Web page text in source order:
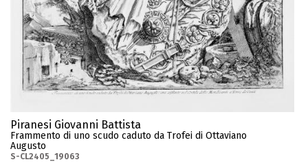
Piranesi Giovanni Battista
Frammento di uno scudo caduto da Trofei di Ottaviano
Augusto
S-CL2405_19063